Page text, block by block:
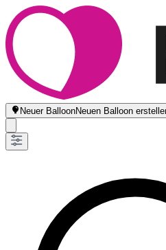
Neuer BalloonNeuen Balloon